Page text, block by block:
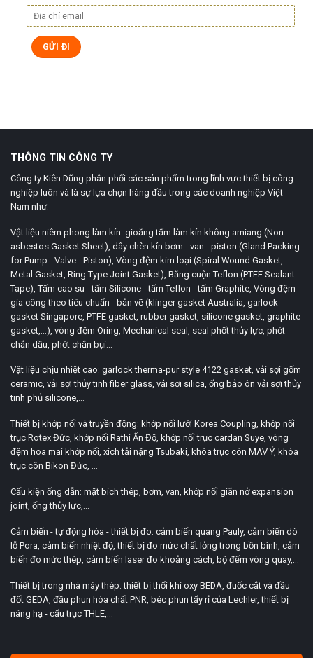
THÔNG TIN CÔNG TY
Công ty Kiên Dũng phân phối các sản phẩm trong lĩnh vực thiết bị công
nghiệp luôn và là sự lựa chọn hàng đầu trong các doanh nghiệp Việt
Nam như:
Vật liệu niêm phong làm kín: gioăng tấm làm kín không amiang (Non-
asbestos Gasket Sheet), dây chèn kín bơm - van - piston (Gland Packing
for Pump - Valve - Piston), Vòng đệm kim loại (Spiral Wound Gasket,
Metal Gasket, Ring Type Joint Gasket), Băng cuộn Teflon (PTFE Sealant
Tape), Tấm cao su - tấm Silicone - tấm Teflon - tấm Graphite, Vòng đệm
gia công theo tiêu chuẩn - bản vẽ (klinger gasket Australia, garlock
gasket Singapore, PTFE gasket, rubber gasket, silicone gasket, graphite
gasket,...), vòng đệm Oring, Mechanical seal, seal phốt thủy lực, phớt
chắn dầu, phớt chắn bụi...
Vật liệu chịu nhiệt cao: garlock therma-pur style 4122 gasket, vải sợi gốm
ceramic, vải sợi thủy tinh fiber glass, vải sợi silica, ống bảo ôn vải sợi thủy
tinh phủ silicone,...
Thiết bị khớp nối và truyền động: khớp nối lưới Korea Coupling, khớp nối
trục Rotex Đức, khớp nối Rathi Ấn Độ, khớp nối trục cardan Suye, vòng
đệm hoa mai khớp nối, xích tải nặng Tsubaki, khóa trục côn MAV Ý, khóa
trục côn Bikon Đức, ...
Cấu kiện ống dẫn: mặt bích thép, bơm, van, khớp nối giãn nở expansion
joint, ống thủy lực,...
Cảm biến - tự động hóa - thiết bị đo: cảm biến quang Pauly, cảm biến dò
lỗ Pora, cảm biến nhiệt độ, thiết bị đo mức chất lỏng trong bồn bình, cảm
biến đo mức thép, cảm biến laser đo khoảng cách, bộ đếm vòng quay,...
Thiết bị trong nhà máy thép: thiết bị thổi khí oxy BEDA, đuốc cắt và đầu
đốt GEDA, đầu phun hóa chất PNR, béc phun tẩy rỉ của Lechler, thiết bị
nâng hạ - cẩu trục THLE,...